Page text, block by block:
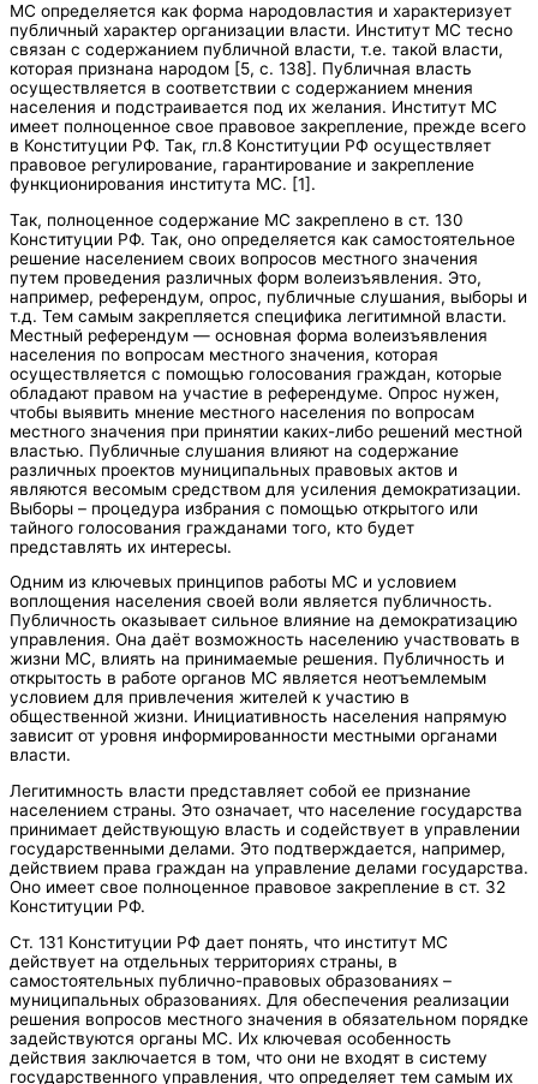
МС определяется как форма народовластия и характеризует
публичный характер организации власти. Институт МС тесно
связан с содержанием публичной власти, т.е. такой власти,
которая признана народом [5, с. 138]. Публичная власть
осуществляется в соответствии с содержанием мнения
населения и подстраивается под их желания. Институт МС
имеет полноценное свое правовое закрепление, прежде всего
в Конституции РФ. Так, гл.8 Конституции РФ осуществляет
правовое регулирование, гарантирование и закрепление
функционирования института МС. [1].
Так, полноценное содержание МС закреплено в ст. 130
Конституции РФ. Так, оно определяется как самостоятельное
решение населением своих вопросов местного значения
путем проведения различных форм волеизъявления. Это,
например, референдум, опрос, публичные слушания, выборы и
т.д. Тем самым закрепляется специфика легитимной власти.
Местный референдум — основная форма волеизъявления
населения по вопросам местного значения, которая
осуществляется с помощью голосования граждан, которые
обладают правом на участие в референдуме. Опрос нужен,
чтобы выявить мнение местного населения по вопросам
местного значения при принятии каких-либо решений местной
властью. Публичные слушания влияют на содержание
различных проектов муниципальных правовых актов и
являются весомым средством для усиления демократизации.
Выборы – процедура избрания с помощью открытого или
тайного голосования гражданами того, кто будет
представлять их интересы.
Одним из ключевых принципов работы МС и условием
воплощения населения своей воли является публичность.
Публичность оказывает сильное влияние на демократизацию
управления. Она даёт возможность населению участвовать в
жизни МС, влиять на принимаемые решения. Публичность и
открытость в работе органов МС является неотъемлемым
условием для привлечения жителей к участию в
общественной жизни. Инициативность населения напрямую
зависит от уровня информированности местными органами
власти.
Легитимность власти представляет собой ее признание
населением страны. Это означает, что население государства
принимает действующую власть и содействует в управлении
государственными делами. Это подтверждается, например,
действием права граждан на управление делами государства.
Оно имеет свое полноценное правовое закрепление в ст. 32
Конституции РФ.
Ст. 131 Конституции РФ дает понять, что институт МС
действует на отдельных территориях страны, в
самостоятельных публично-правовых образованиях –
муниципальных образованиях. Для обеспечения реализации
решения вопросов местного значения в обязательном порядке
задействуются органы МС. Их ключевая особенность
действия заключается в том, что они не входят в систему
государственного управления, что определяет тем самым их